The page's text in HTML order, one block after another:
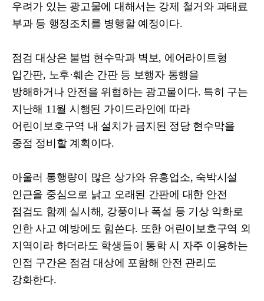
우려가 있는 광고물에 대해서는 강제 철거와 과태료
부과 등 행정조치를 병행할 예정이다.
점검 대상은 불법 현수막과 벽보, 에어라이트형
입간판, 노후·훼손 간판 등 보행자 통행을
방해하거나 안전을 위협하는 광고물이다. 특히 구는
지난해 11월 시행된 가이드라인에 따라
어린이보호구역 내 설치가 금지된 정당 현수막을
중점 정비할 계획이다.
아울러 통행량이 많은 상가와 유흥업소, 숙박시설
인근을 중심으로 낡고 오래된 간판에 대한 안전
점검도 함께 실시해 , 강풍이나 폭설 등 기상 악화로
인한 사고 예방에도 힘쓴다. 또한 어린이보호구역 외
지역이라 하더라도 학생들이 통학 시 자주 이용하는
인접 구간은 점검 대상에 포함해 안전 관리도
강화한다.